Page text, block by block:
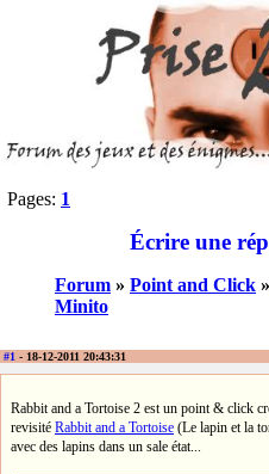
Pages: 1
Écrire une
Forum » Point and Click »
Minito
#1 - 18-12-2011 20:43:31
Rabbit and a Tortoise 2 est un point & click
revisité Rabbit and a Tortoise (Le lapin et la
avec des lapins dans un sale état...